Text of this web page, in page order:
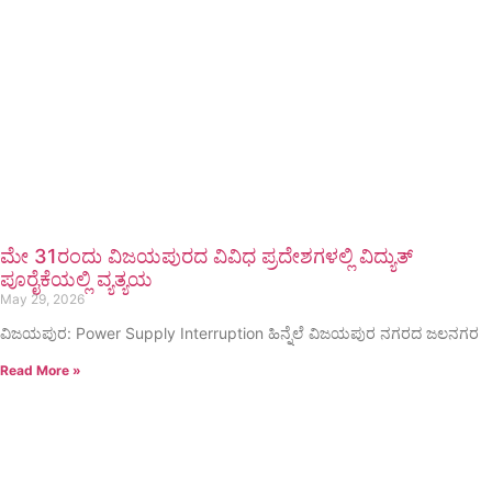
ಮೇ 31ರಂದು ವಿಜಯಪುರದ ವಿವಿಧ ಪ್ರದೇಶಗಳಲ್ಲಿ ವಿದ್ಯುತ್
ಪೂರೈಕೆಯಲ್ಲಿ ವ್ಯತ್ಯಯ
May 29, 2026
ವಿಜಯಪುರ: Power Supply Interruption ಹಿನ್ನೆಲೆ ವಿಜಯಪುರ ನಗರದ ಜಲನಗರ
Read More »